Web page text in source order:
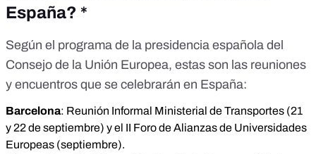
España? *
Según el programa de la presidencia española del
Consejo de la Unión Europea, estas son las reuniones
y encuentros que se celebrarán en España:
Barcelona: Reunión Informal Ministerial de Transportes (21
y 22 de septiembre) y el II Foro de Alianzas de Universidades
Europeas (septiembre).